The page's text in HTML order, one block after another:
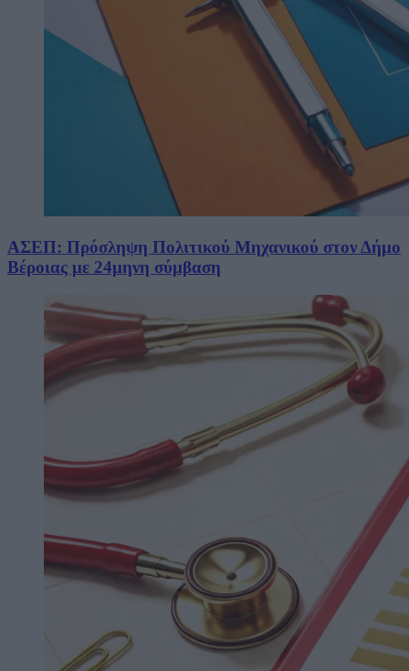
ΑΣΕΠ: Πρόσληψη Πολιτικού Μηχανικού στον Δήμο
Βέροιας με 24μηνη σύμβαση